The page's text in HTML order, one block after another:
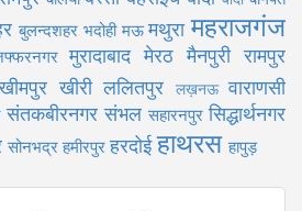
बुलन्दशहर भदोही मऊ मथुरा महराजगंज
मुरादाबाद मेरठ मैनपुरी रामपुर
खीरी ललितपुर लख़नऊ वाराणसी
संतकबीरनगर संभल सहारनपुर सिद्धार्थनगर
सोनभद्र हमीरपुर हरदोई हाथरस हापुड़